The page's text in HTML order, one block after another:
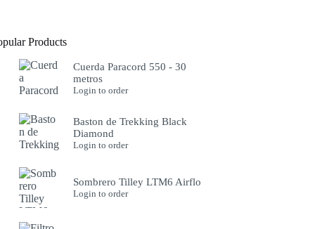
Products
Cuerda Paracord 550 - 30
metros
Login to order
Baston de Trekking Black
Diamond
Login to order
Sombrero Tilley LTM6 Airflo
Login to order